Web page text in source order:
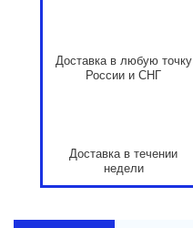
Доставка в любую точку
России и СНГ
Доставка в течении
недели